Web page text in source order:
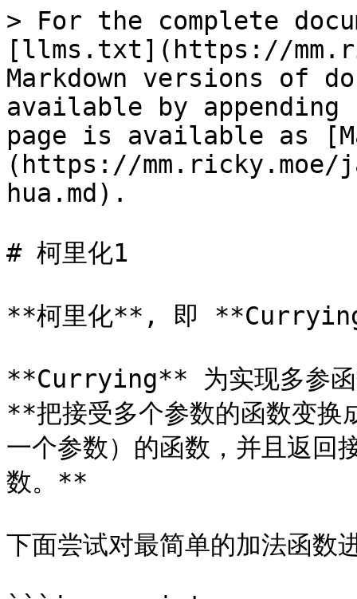
> For the complete
[llms.txt](https://
Markdown versions of
available by
page is available as
(https://
hua.md).
# 柯里化1
**柯里化**, 即
**Currying** 为实现多参函
**把接受多个参数的函数变换
一个参数）的函数，并且返回
数。**
下面尝试对最简单的加法函数